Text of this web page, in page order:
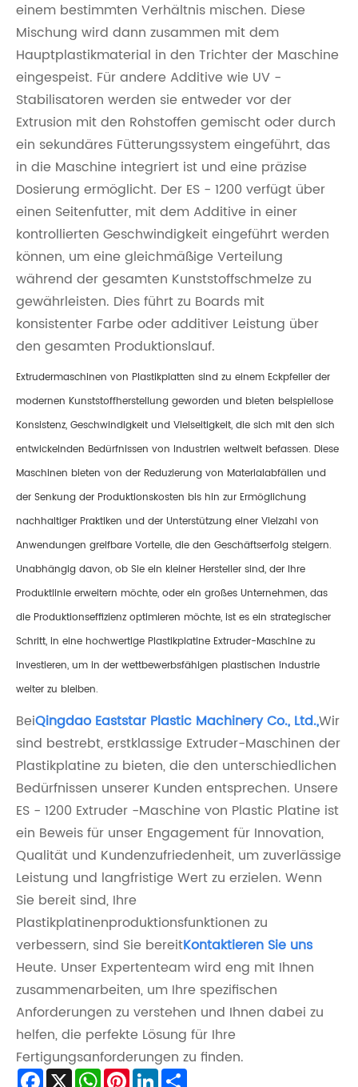
einem bestimmten Verhältnis mischen. Diese
Mischung wird dann zusammen mit dem
Hauptplastikmaterial in den Trichter der Maschine
eingespeist. Für andere Additive wie UV -
Stabilisatoren werden sie entweder vor der
Extrusion mit den Rohstoffen gemischt oder durch
ein sekundäres Fütterungssystem eingeführt, das
in die Maschine integriert ist und eine präzise
Dosierung ermöglicht. Der ES - 1200 verfügt über
einen Seitenfutter, mit dem Additive in einer
kontrollierten Geschwindigkeit eingeführt werden
können, um eine gleichmäßige Verteilung
während der gesamten Kunststoffschmelze zu
gewährleisten. Dies führt zu Boards mit
konsistenter Farbe oder additiver Leistung über
den gesamten Produktionslauf.
Extrudermaschinen von Plastikplatten sind zu einem Eckpfeiler der
modernen Kunststoffherstellung geworden und bieten beispiellose
Konsistenz, Geschwindigkeit und Vielseitigkeit, die sich mit den sich
entwickelnden Bedürfnissen von Industrien weltweit befassen. Diese
Maschinen bieten von der Reduzierung von Materialabfällen und
der Senkung der Produktionskosten bis hin zur Ermöglichung
nachhaltiger Praktiken und der Unterstützung einer Vielzahl von
Anwendungen greifbare Vorteile, die den Geschäftserfolg steigern.
Unabhängig davon, ob Sie ein kleiner Hersteller sind, der Ihre
Produktlinie erweitern möchte, oder ein großes Unternehmen, das
die Produktionseffizienz optimieren möchte, ist es ein strategischer
Schritt, in eine hochwertige Plastikplatine Extruder-Maschine zu
investieren, um in der wettbewerbsfähigen plastischen Industrie
weiter zu bleiben.
BeiQingdao Eaststar Plastic Machinery Co., Ltd.,Wir
sind bestrebt, erstklassige Extruder-Maschinen der
Plastikplatine zu bieten, die den unterschiedlichen
Bedürfnissen unserer Kunden entsprechen. Unsere
ES - 1200 Extruder -Maschine von Plastic Platine ist
ein Beweis für unser Engagement für Innovation,
Qualität und Kundenzufriedenheit, um zuverlässige
Leistung und langfristige Wert zu erzielen. Wenn
Sie bereit sind, Ihre
Plastikplatinenproduktionsfunktionen zu
verbessern, sind Sie bereitKontaktieren Sie uns
Heute. Unser Expertenteam wird eng mit Ihnen
zusammenarbeiten, um Ihre spezifischen
Anforderungen zu verstehen und Ihnen dabei zu
helfen, die perfekte Lösung für Ihre
Fertigungsanforderungen zu finden.
Facebook
X WhatsApp
Pinterest
LinkedIn